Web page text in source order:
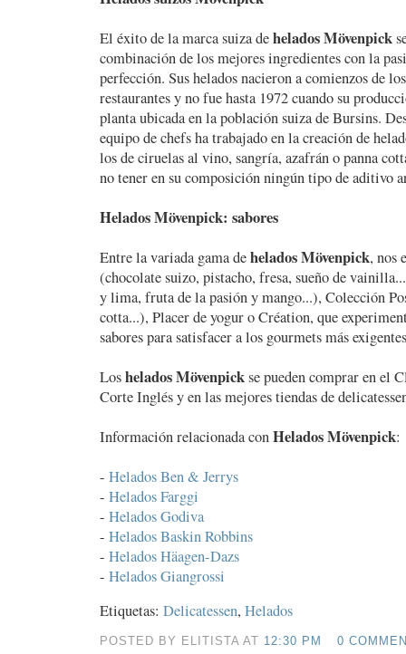
El éxito de la marca suiza dehelados Mövenpick
combinación de los mejores ingredientes con la
perfección. Sus helados nacieron a comienzos de
restaurantes y no fue hasta 1972 cuando su
planta ubicada en la población suiza de Bursins.
equipo de chefs ha trabajado en la creación de
los de ciruelas al vino, sangría, azafrán o panna
no tener en su composición ningún tipo de aditivo
Helados Mövenpick: sabores
Entre la variada gama dehelados Mövenpick, nos
(chocolate suizo, pistacho, fresa, sueño de
y lima, fruta de la pasión y mango...), Colección
cotta...), Placer de yogur o Création, que
sabores para satisfacer a los gourmets más
Loshelados Mövenpickse pueden comprar en el
Corte Inglés y en las mejores tiendas de
Información relacionada conHelados Mövenpick:
- Helados Ben & Jerrys
- Helados Farggi
- Helados Godiva
- Helados Baskin Robbins
- Helados Häagen-Dazs
- Helados Giangrossi
Etiquetas: Delicatessen, Helados
POSTED BY ELITISTA AT 12:30 PM 0